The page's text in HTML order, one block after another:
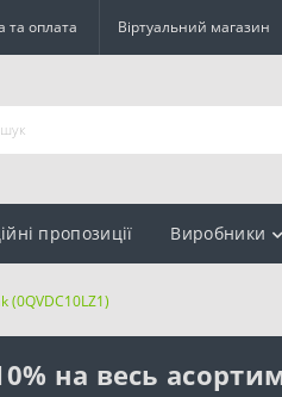
та оплата Віртуальний магазин
пропозиції Виробники
(0QVDC10LZ1)
на весь